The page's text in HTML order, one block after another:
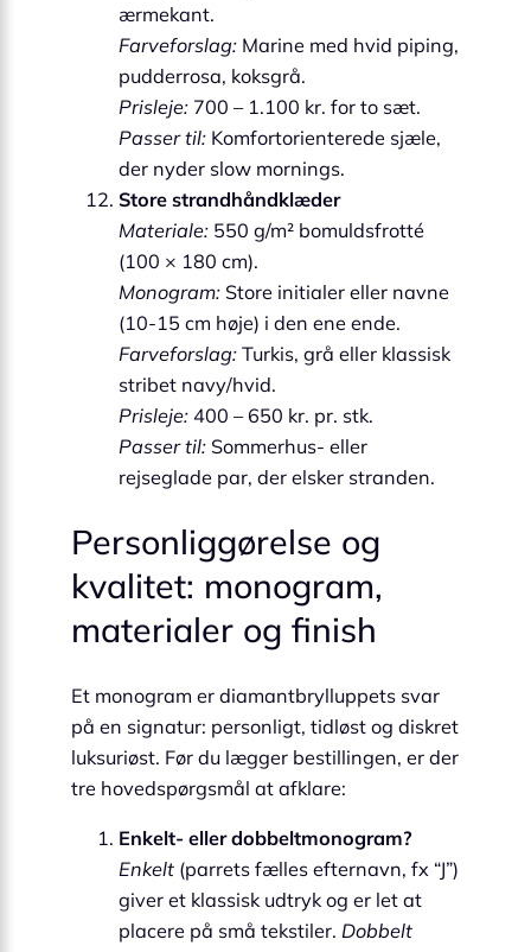
ærmekant.
Farveforslag: Marine med hvid piping,
pudderrosa, koksgrå.
Prisleje: 700 – 1.100 kr. for to sæt.
Passer til: Komfortorienterede sjæle,
der nyder slow mornings.
Store strandhåndklæder
Materiale: 550 g/m² bomuldsfrotté
(100 × 180 cm).
Monogram: Store initialer eller navne
(10-15 cm høje) i den ene ende.
Farveforslag: Turkis, grå eller klassisk
stribet navy/hvid.
Prisleje: 400 – 650 kr. pr. stk.
Passer til: Sommerhus- eller
rejseglade par, der elsker stranden.
Personliggørelse og
kvalitet: monogram,
materialer og finish
Et monogram er diamantbrylluppets svar
på en signatur: personligt, tidløst og diskret
luksuriøst. Før du lægger bestillingen, er der
tre hovedspørgsmål at afklare:
Enkelt- eller dobbeltmonogram?
Enkelt (parrets fælles efternavn, fx “J”)
giver et klassisk udtryk og er let at
placere på små tekstiler. Dobbelt